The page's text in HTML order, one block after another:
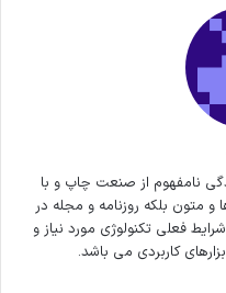
نامفهوم از صنعت چاپ و با
و متون بلکه روزنامه و مجله در
فعلی تکنولوژی مورد نیاز و
کاربردی می باشد.